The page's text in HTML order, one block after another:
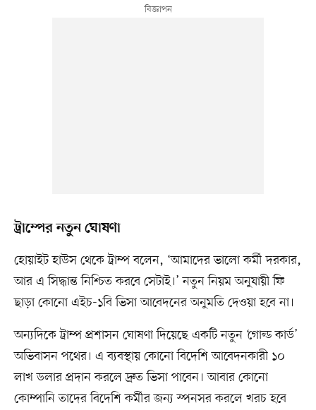
ট্রাম্পের নতুন ঘোষণা
হোয়াইট হাউস থেকে ট্রাম্প বলেন, ‘আমাদের ভালো কর্মী দরকার,
আর এ সিদ্ধান্ত নিশ্চিত করবে সেটাই।’ নতুন নিয়ম অনুযায়ী ফি
ছাড়া কোনো এইচ-১বি ভিসা আবেদনের অনুমতি দেওয়া হবে না।
অন্যদিকে ট্রাম্প প্রশাসন ঘোষণা দিয়েছে একটি নতুন ‘গোল্ড কার্ড’
অভিবাসন পথের। এ ব্যবস্থায় কোনো বিদেশি আবেদনকারী ১০
লাখ ডলার প্রদান করলে দ্রুত ভিসা পাবেন। আবার কোনো
কোম্পানি তাদের বিদেশি কর্মীর জন্য স্পনসর করলে খরচ হবে